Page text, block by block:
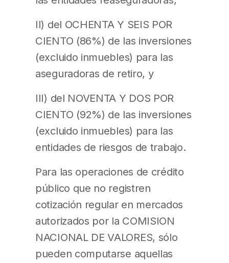
II) del OCHENTA Y SEIS POR
CIENTO (86%) de las inversiones
(excluido inmuebles) para las
aseguradoras de retiro, y
III) del NOVENTA Y DOS POR
CIENTO (92%) de las inversiones
(excluido inmuebles) para las
entidades de riesgos de trabajo.
Para las operaciones de crédito
público que no registren
cotización regular en mercados
autorizados por la COMISION
NACIONAL DE VALORES, sólo
pueden computarse aquellas